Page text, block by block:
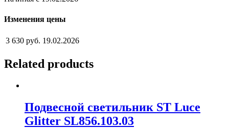
Изменения цены
3 630 руб. 19.02.2026
Related products
Подвесной светильник ST Luce
Glitter SL856.103.03